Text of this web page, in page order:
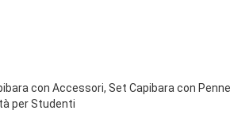
con Accessori, Set Capibara con
per Studenti